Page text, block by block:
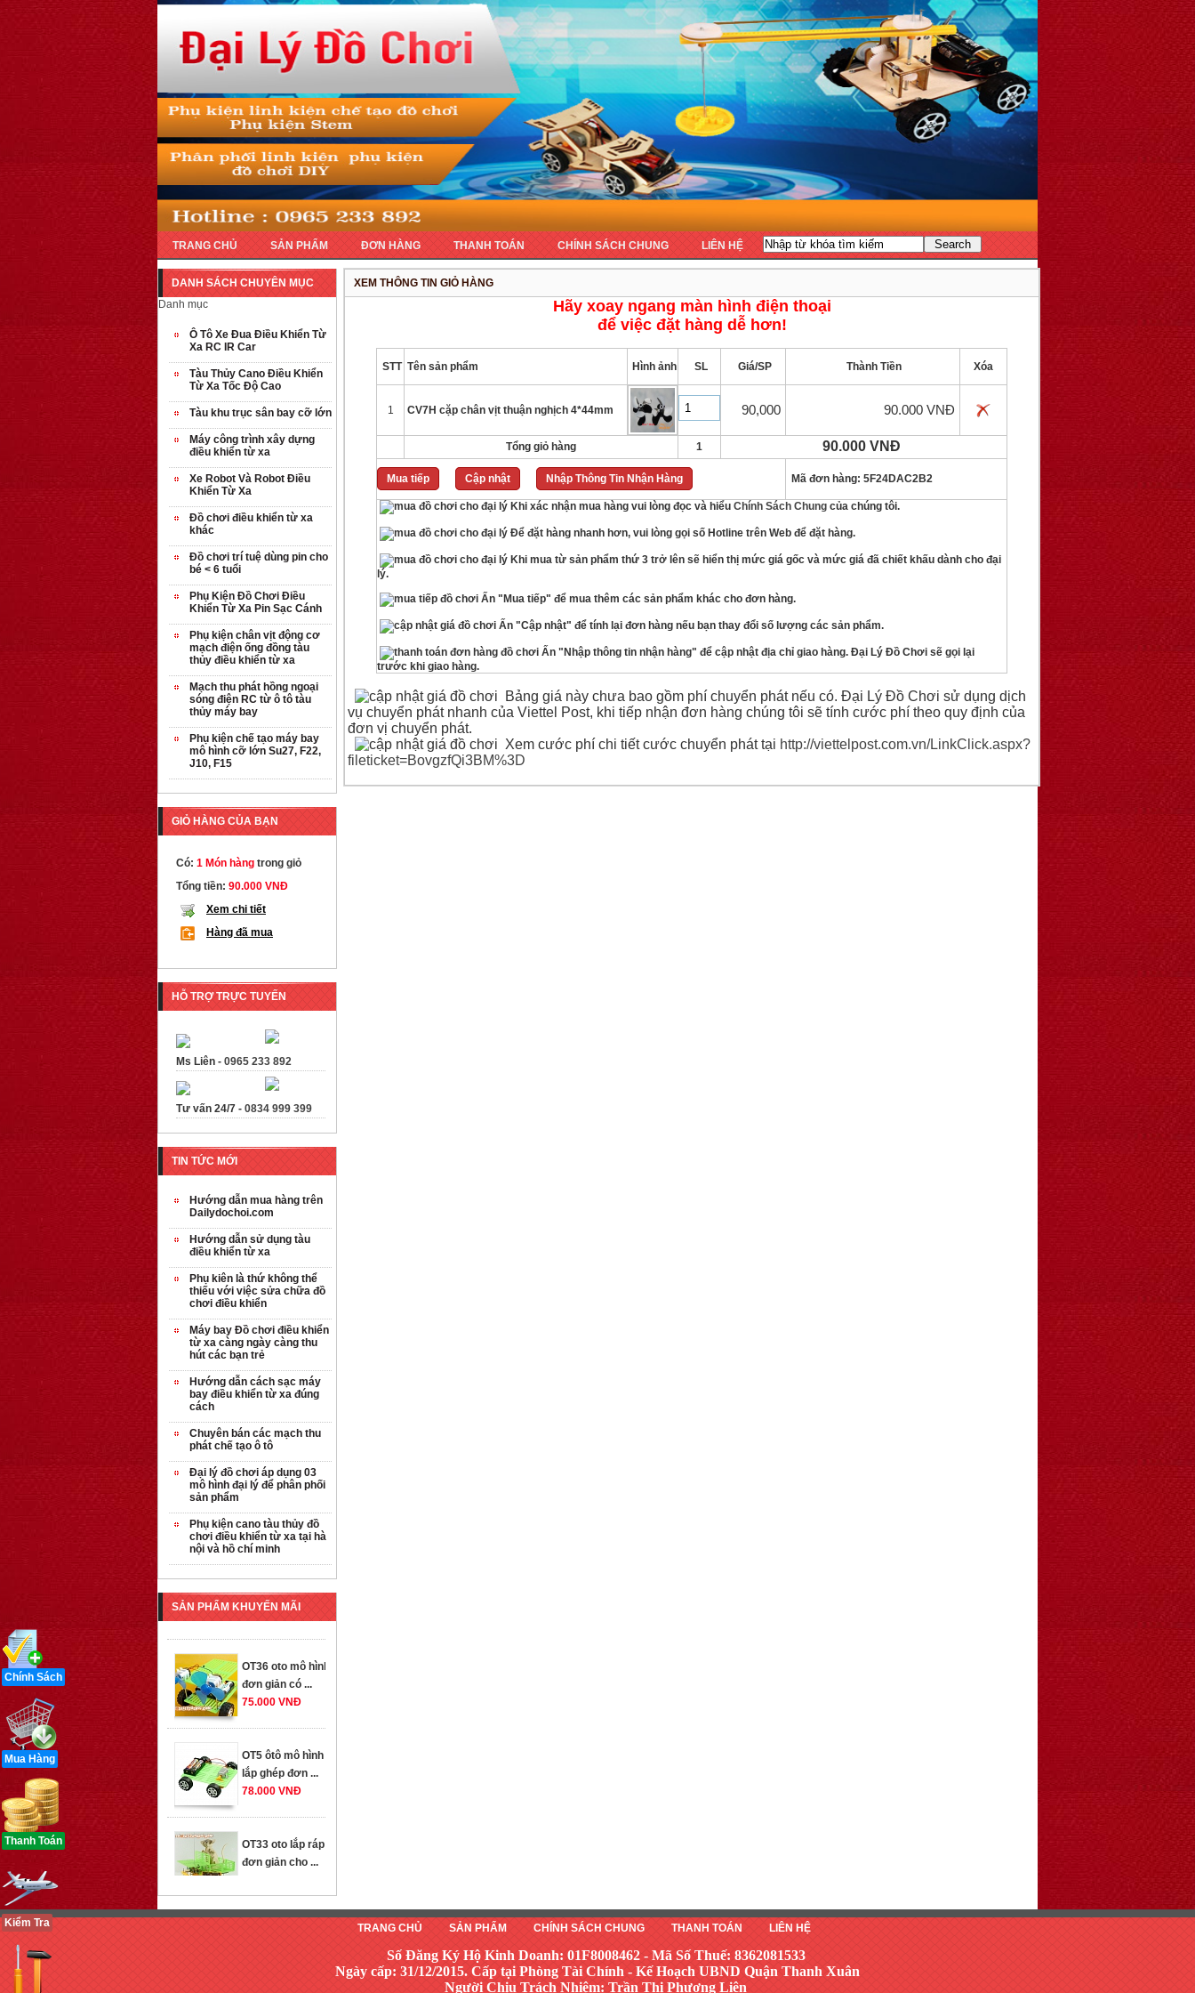
TRANG CHỦ SẢN PHẨM ĐƠN HÀNG THANH TOÁN CHÍNH SÁCH CHUNG LIÊN HỆ
XEM THÔNG TIN GIỎ HÀNG
Hãy xoay ngang màn hình điện thoại
để việc đặt hàng dễ hơn!
STT Tên sản phẩm Hình ảnh SL Giá/SP Thành Tiền Xóa
1 CV7H cặp chân vịt thuận nghịch 4*44mm 90,000 90.000 VNĐ
Tổng giỏ hàng 1 90.000 VNĐ
Mua tiếp Cập nhật Nhập Thông Tin Nhận Hàng Mã đơn hàng: 5F24DAC2B2
Khi xác nhận mua hàng vui lòng đọc và hiểu Chính Sách Chung của chúng tôi.
Để đặt hàng nhanh hơn, vui lòng gọi số Hotline trên Web để đặt hàng.
Khi mua từ sản phẩm thứ 3 trở lên sẽ hiển thị mức giá gốc và mức giá đã chiết khấu dành cho đại
lý.
Ấn "Mua tiếp" để mua thêm các sản phẩm khác cho đơn hàng.
Ấn "Cập nhật" để tính lại đơn hàng nếu bạn thay đổi số lượng các sản phẩm.
Ấn "Nhập thông tin nhận hàng" để cập nhật địa chỉ giao hàng. Đại Lý Đồ Chơi sẽ gọi lại
trước khi giao hàng.
Bảng giá này chưa bao gồm phí chuyển phát nếu có. Đại Lý Đồ Chơi sử dụng dịch
vụ chuyển phát nhanh của Viettel Post, khi tiếp nhận đơn hàng chúng tôi sẽ tính cước phí theo quy định của
đơn vị chuyển phát.
Xem cước phí chi tiết cước chuyển phát tại http://viettelpost.com.vn/LinkClick.aspx?
fileticket=BovgzfQi3BM%3D
DANH SÁCH CHUYÊN MỤC
Danh mục
Ô Tô Xe Đua Điều Khiển Từ
Xa RC IR Car
Tàu Thủy Cano Điều Khiển
Từ Xa Tốc Độ Cao
Tàu khu trục sân bay cỡ lớn
Máy công trình xây dựng
điều khiển từ xa
Xe Robot Và Robot Điều
Khiển Từ Xa
Đồ chơi điều khiển từ xa
khác
Đồ chơi trí tuệ dùng pin cho
bé < 6 tuổi
Phụ Kiện Đồ Chơi Điều
Khiển Từ Xa Pin Sạc Cánh
Phụ kiện chân vịt động cơ
mạch điện ống đồng tàu
thủy điều khiển từ xa
Mạch thu phát hồng ngoại
sóng điện RC từ ô tô tàu
thủy máy bay
Phụ kiện chế tạo máy bay
mô hình cỡ lớn Su27, F22,
J10, F15
GIỎ HÀNG CỦA BẠN
Có: 1 Món hàng trong giỏ
Tổng tiền: 90.000 VNĐ
Xem chi tiết
Hàng đã mua
HỖ TRỢ TRỰC TUYẾN
Ms Liên - 0965 233 892
Tư vấn 24/7 - 0834 999 399
TIN TỨC MỚI
Hướng dẫn mua hàng trên
Dailydochoi.com
Hướng dẫn sử dụng tàu
điều khiển từ xa
Phụ kiên là thứ không thể
thiếu với việc sửa chữa đồ
chơi điều khiển
Máy bay Đồ chơi điều khiển
từ xa càng ngày càng thu
hút các bạn trẻ
Hướng dẫn cách sạc máy
bay điều khiển từ xa đúng
cách
Chuyên bán các mạch thu
phát chế tạo ô tô
Đại lý đồ chơi áp dụng 03
mô hình đại lý để phân phối
sản phẩm
Phụ kiện cano tàu thủy đồ
chơi điều khiển từ xa tại hà
nội và hồ chí minh
SẢN PHẨM KHUYẾN MÃI
OT35 robot lắp
...
259.000 VNĐ
đơn giản có ...
75.000 VNĐ
lắp ghép đơn ...
78.000 VNĐ
đơn giản cho ...
352.000 VNĐ
OT35 robot lắp
ráp nhấc chân di
259.000 VNĐ
TRANG CHỦ SẢN PHẨM CHÍNH SÁCH CHUNG THANH TOÁN LIÊN HỆ
Số Đăng Ký Hộ Kinh Doanh: 01F8008462 - Mã Số Thuế: 8362081533
Ngày cấp: 31/12/2015. Cấp tại Phòng Tài Chính - Kế Hoạch UBND Quận Thanh Xuân
Người Chịu Trách Nhiệm: Trần Thị Phương Liên
Chính Sách
Mua Hàng
Thanh Toán
Kiểm Tra